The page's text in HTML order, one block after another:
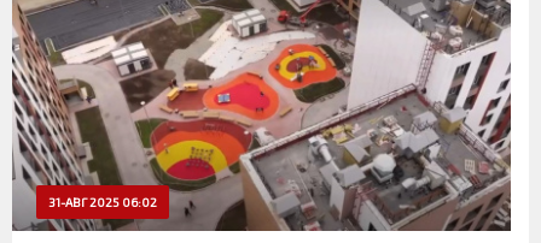
31-АВГ 2025 06:02